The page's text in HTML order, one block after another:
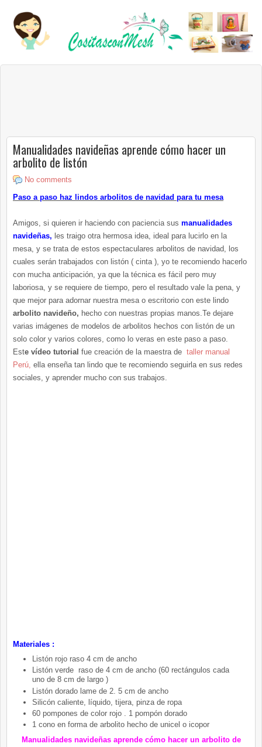
Manualidades navideñas aprende cómo hacer un
arbolito de listón
No comments
Paso a paso haz lindos arbolitos de navidad para tu mesa
Amigos, si quieren ir haciendo con paciencia sus manualidades
navideñas, les traigo otra hermosa idea, ideal para lucirlo en la
mesa, y se trata de estos espectaculares arbolitos de navidad, los
cuales serán trabajados con listón ( cinta ), yo te recomiendo hacerlo
con mucha anticipación, ya que la técnica es fácil pero muy
laboriosa, y se requiere de tiempo, pero el resultado vale la pena, y
que mejor para adornar nuestra mesa o escritorio con este lindo
arbolito navideño, hecho con nuestras propias manos.Te dejare
varias imágenes de modelos de arbolitos hechos con listón de un
solo color y varios colores, como lo veras en este paso a paso.
Este vídeo tutorial fue creación de la maestra de taller manual
Perú, ella enseña tan lindo que te recomiendo seguirla en sus redes
sociales, y aprender mucho con sus trabajos.
Materiales :
Listón rojo raso 4 cm de ancho
Listón verde raso de 4 cm de ancho (60 rectángulos cada
uno de 8 cm de largo )
Listón dorado lame de 2. 5 cm de ancho
Silicón caliente, líquido, tijera, pinza de ropa
60 pompones de color rojo . 1 pompón dorado
1 cono en forma de arbolito hecho de unicel o icopor
Manualidades navideñas aprende cómo hacer un arbolito de